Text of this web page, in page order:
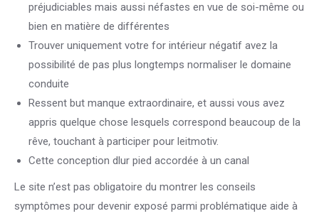
préjudiciables mais aussi néfastes en vue de soi-même ou
bien en matière de différentes
Trouver uniquement votre for intérieur négatif avez la
possibilité de pas plus longtemps normaliser le domaine
conduite
Ressent but manque extraordinaire, et aussi vous avez
appris quelque chose lesquels correspond beaucoup de la
rêve, touchant à participer pour leitmotiv.
Cette conception dlur pied accordée à un canal
Le site n’est pas obligatoire du montrer les conseils
symptômes pour devenir exposé parmi problématique aide à